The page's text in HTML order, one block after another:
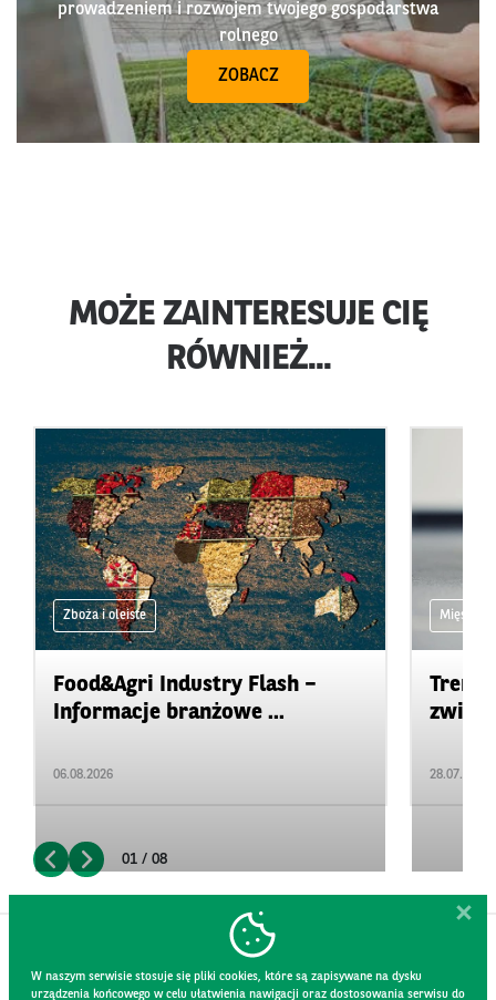
prowadzeniem i rozwojem twojego gospodarstwa
rolnego
ZOBACZ
MOŻE ZAINTERESUJE CIĘ
RÓWNIEŻ...
Zboża i oleiste
Food&Agri Industry Flash –
Informacje branżowe ...
06.08.2026
Mięso
28.07.2026
01 / 08
W naszym serwisie stosuje się pliki cookies, które są zapisywane na dysku
urządzenia końcowego w celu ułatwienia nawigacji oraz dostosowania serwisu do